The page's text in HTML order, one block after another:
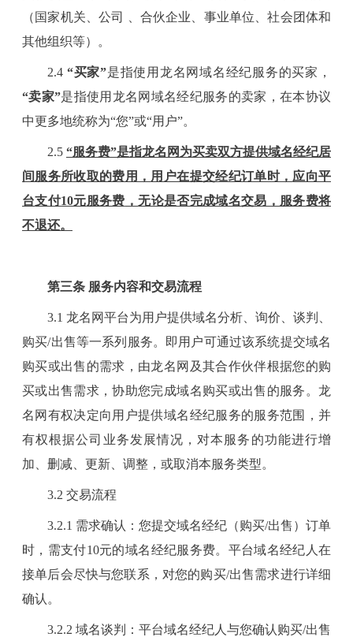
（国家机关、公司
、合伙企业、事业单位、社会团体和
其他组织等）。
2.4 “买家”是指使用龙名网域名经纪服务的买家，
“卖家”是指使用龙名网域名经纪服务的卖家，在本协议
中更多地统称为“您”或“用户”。
2.5 “服务费”是指龙名网为买卖双方提供域名经纪居
间服务所收取的费用， 用户在提交经纪订单时， 应向平
台支付10元 服务费 ，无论是否完成域名交易，服务费将
不退还。
第三条 服务内容和交易流程
3.1 龙名网平台为用户提供域名分析、询价、谈判、
购买/出售等一系列服务。即用户可通过该系统提交域名
购买或出售 的需求，由龙名网及其合作伙伴根据您的购
买或出售需求，协助您完成域名购买或出售 的服务。龙
名网有权决定向用户提供域名经纪服务的服务范围，并
有权根据公司业务发展情况，对本服务的功能进行增
加、删减、更新、调整，或取消本服务类型。
3.2 交易流程
3.2.1 需求确认： 您提交域名经纪 （购买/出售） 订单
时 ， 需支付10元的域名经纪服务费。 平台域名经纪人在
接单后会尽快与您联系，对您的购买/出售需求进行详细
确认 。
3.2.2 域名谈判 ： 平台域名经纪人与您确认购买/出售